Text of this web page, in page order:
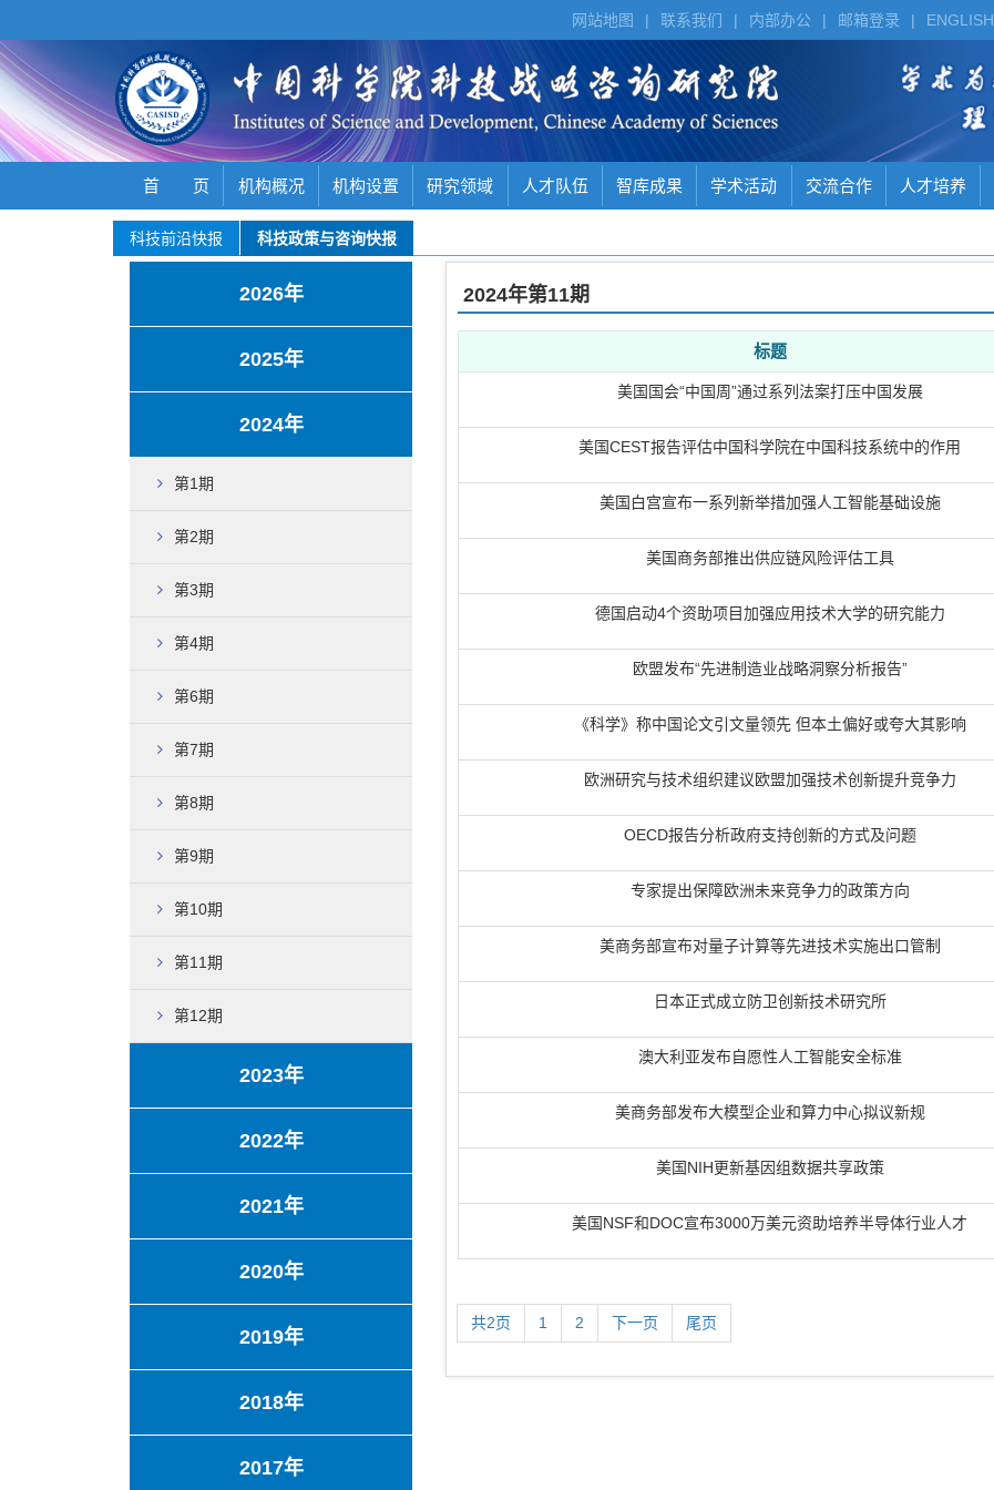
ENGLISH
|
邮箱登录
|
内部办公
|
联系我们
|
网站地图
首 页 机构概况 机构设置 研究领域 人才队伍 智库成果 学术活动 交流合作 人才培养
科技前沿快报 科技政策与咨询快报
2026年
2025年
2024年
第1期
第2期
第3期
第4期
第6期
第7期
第8期
第9期
第10期
第11期
第12期
2023年
2022年
2021年
2020年
2019年
2018年
2017年
2024年第11期
标题
美国国会“中国周”通过系列法案打压中国发展
美国CEST报告评估中国科学院在中国科技系统中的作用
美国白宫宣布一系列新举措加强人工智能基础设施
美国商务部推出供应链风险评估工具
德国启动4个资助项目加强应用技术大学的研究能力
欧盟发布“先进制造业战略洞察分析报告”
《科学》称中国论文引文量领先 但本土偏好或夸大其影响
欧洲研究与技术组织建议欧盟加强技术创新提升竞争力
OECD报告分析政府支持创新的方式及问题
专家提出保障欧洲未来竞争力的政策方向
美商务部宣布对量子计算等先进技术实施出口管制
日本正式成立防卫创新技术研究所
澳大利亚发布自愿性人工智能安全标准
美商务部发布大模型企业和算力中心拟议新规
美国NIH更新基因组数据共享政策
美国NSF和DOC宣布3000万美元资助培养半导体行业人才
共2页 1 2 下一页 尾页